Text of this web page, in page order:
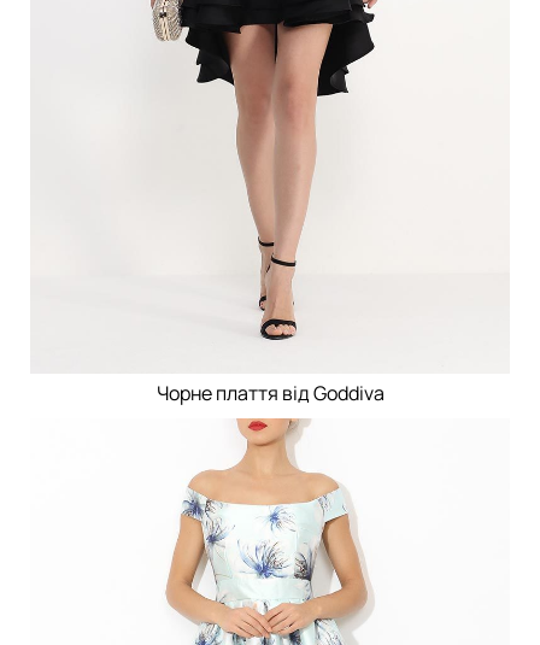
Чорне плаття від Goddiva